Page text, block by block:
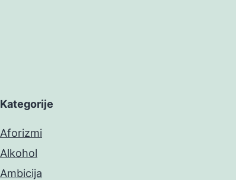
Kategorije
Aforizmi
Alkohol
Ambicija